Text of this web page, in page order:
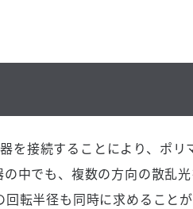
を接続することにより、ポ
中でも、複数の方向の散乱
転半径も同時に求めること